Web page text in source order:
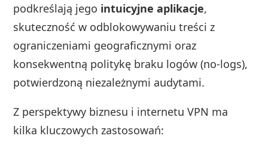
podkreślają jego intuicyjne aplikacje,
skuteczność w odblokowywaniu treści z
ograniczeniami geograficznymi oraz
konsekwentną politykę braku logów (no‑logs),
potwierdzoną niezależnymi audytami.
Z perspektywy biznesu i internetu VPN ma
kilka kluczowych zastosowań: